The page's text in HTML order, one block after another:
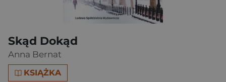
Skąd Dokąd
Anna Bernat
KSIĄŻKA